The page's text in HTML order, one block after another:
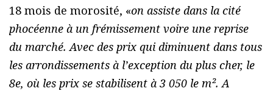
18 mois de morosité, «on assiste dans la cité
phocéenne à un frémissement voire une reprise
du marché. Avec des prix qui diminuent dans tous
les arrondissements à l’exception du plus cher, le
8e, où les prix se stabilisent à 3 050 le m². A